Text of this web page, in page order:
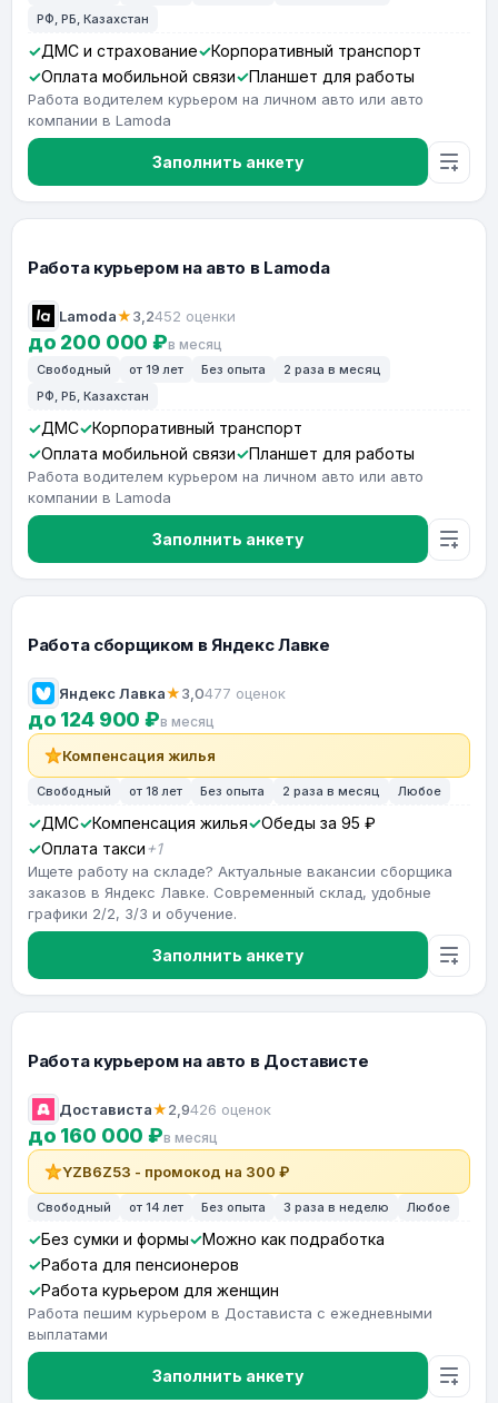
РФ, РБ, Казахстан
ДМС и страхование
Корпоративный транспорт
Оплата мобильной связи
Планшет для работы
Работа водителем курьером на личном авто или авто
компании в Lamoda
Заполнить анкету
Работа курьером на авто в Lamoda
Lamoda★3,2452 оценки
до 200 000 ₽в месяц
Свободный от 19 лет Без опыта
2 раза в месяц
РФ, РБ, Казахстан
ДМС
Корпоративный транспорт
Оплата мобильной связи
Планшет для работы
Работа водителем курьером на личном авто или авто
компании в Lamoda
Заполнить анкету
Работа сборщиком в Яндекс Лавке
Яндекс Лавка★3,0477 оценок
до 124 900 ₽в месяц
Компенсация жилья
Свободный от 18 лет Без опыта 2 раза в месяц Любое
ДМС Компенсация жилья
Обеды за 95 ₽
Оплата такси +1
Ищете работу на складе? Актуальные вакансии сборщика
заказов в Яндекс Лавке. Современный склад, удобные
графики 2/2, 3/3 и обучение.
Заполнить анкету
Работа курьером на авто в Достависте
Достависта★2,9426 оценок
до 160 000 ₽в месяц
YZB6Z53 - промокод на 300 ₽
Свободный от 14 лет Без опыта 3 раза в неделю Любое
Без сумки и формы
Можно как подработка
Работа для пенсионеров
Работа курьером для женщин
Работа пешим курьером в Достависта с ежедневными
выплатами
Заполнить анкету